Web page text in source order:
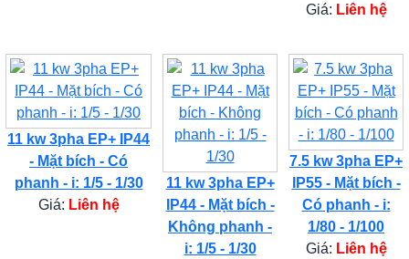
Giá: Liên hệ
11 kw 3pha EP+ IP44
- Mặt bích - Có
phanh - i: 1/5 - 1/30
Giá: Liên hệ
11 kw 3pha EP+
IP44 - Mặt bích -
Không phanh -
i: 1/5 - 1/30
7.5 kw 3pha EP+
IP55 - Mặt bích -
Có phanh - i:
1/80 - 1/100
Giá: Liên hệ